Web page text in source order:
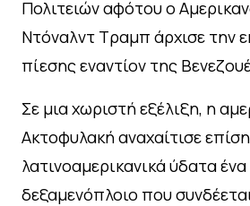
Πολιτειών αφότου ο
Ντόναλντ Τραμπ άρχισε την
πίεσης εναντίον της
Σε μια χωριστή εξέλιξη, η
Ακτοφυλακή αναχαίτισε
λατινοαμερικανικά ύδατα
δεξαμενόπλοιο που